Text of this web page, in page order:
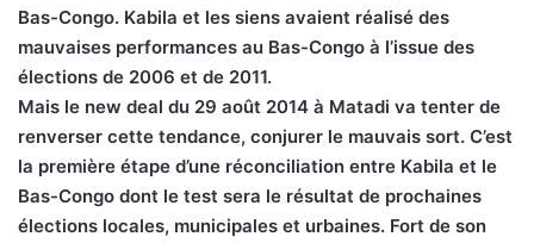
Bas-Congo. Kabila et les siens avaient réalisé des
mauvaises performances au Bas-Congo à l’issue des
élections de 2006 et de 2011.
Mais le new deal du 29 août 2014 à Matadi va tenter de
renverser cette tendance, conjurer le mauvais sort. C’est
la première étape d’une réconciliation entre Kabila et le
Bas-Congo dont le test sera le résultat de prochaines
élections locales, municipales et urbaines. Fort de son